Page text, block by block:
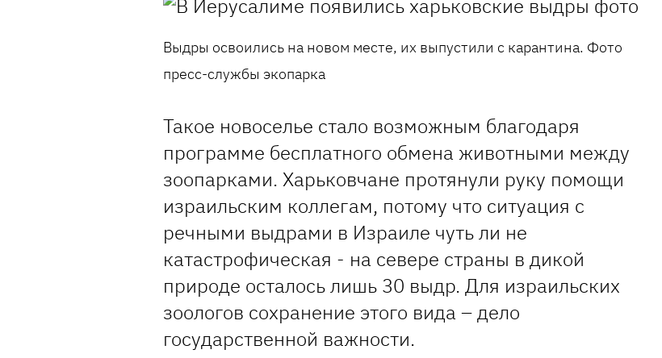
Выдры освоились на новом месте, их выпустили с карантина. Фото
пресс-службы экопарка
Такое новоселье стало возможным благодаря
программе бесплатного обмена животными между
зоопарками. Харьковчане протянули руку помощи
израильским коллегам, потому что ситуация с
речными выдрами в Израиле чуть ли не
катастрофическая - на севере страны в дикой
природе осталось лишь 30 выдр. Для израильских
зоологов сохранение этого вида – дело
государственной важности.